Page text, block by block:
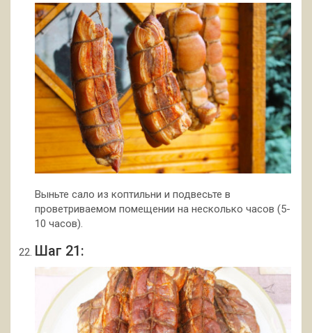
Выньте сало из коптильни и подвесьте в
проветриваемом помещении на несколько часов (5-
10 часов).
Шаг 21: